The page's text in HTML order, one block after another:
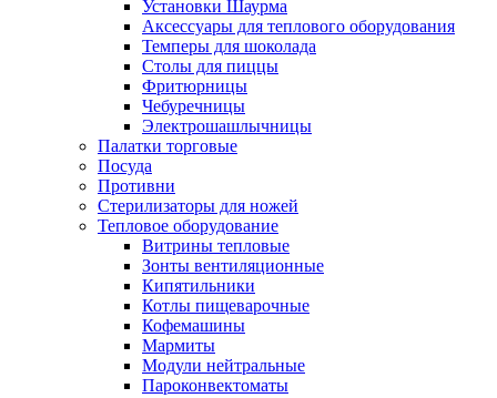
Установки Шаурма
Аксессуары для теплового оборудования
Темперы для шоколада
Столы для пиццы
Фритюрницы
Чебуречницы
Электрошашлычницы
Палатки торговые
Посуда
Противни
Стерилизаторы для ножей
Тепловое оборудование
Витрины тепловые
Зонты вентиляционные
Кипятильники
Котлы пищеварочные
Кофемашины
Мармиты
Модули нейтральные
Пароконвектоматы